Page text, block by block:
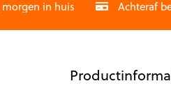
productpagina
in huis Achteraf